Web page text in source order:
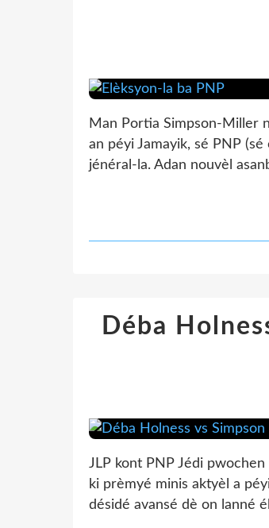
Man Portia Simpson-Miller
an péyi Jamayik, sé PNP
jénéral-la. Adan nouvèl
Déba
JLP kont PNP Jédi
ki prèmyé minis aktyèl a
désidé avansé dè on lanné